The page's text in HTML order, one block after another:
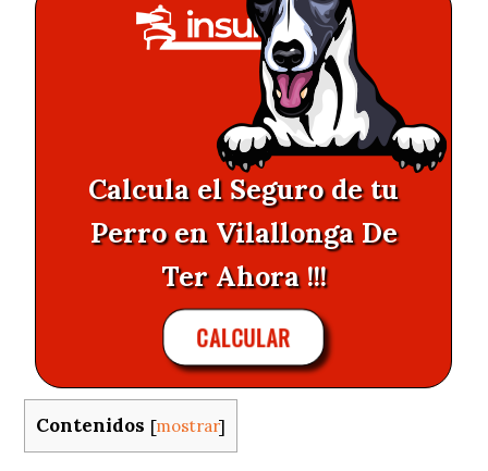
Calcula el Seguro de tu
Perro en Vilallonga De
Ter Ahora !!!
CALCULAR
Contenidos [mostrar]